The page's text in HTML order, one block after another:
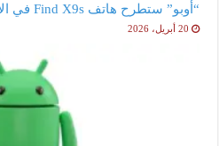
“أوبو” ستطرح هاتف Find X9s في الأسواق العالمية
20 أبريل، 2026